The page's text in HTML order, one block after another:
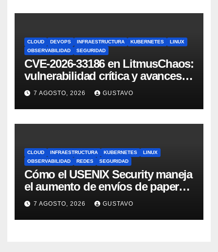
CLOUD DEVOPS INFRAESTRUCTURA KUBERNETES
LINUX
OBSERVABILIDAD
SEGURIDAD
CVE-2026-33186 en LitmusChaos:
vulnerabilidad crítica y avances
del proyecto en 2026
7 AGOSTO, 2026 GUSTAVO
CLOUD INFRAESTRUCTURA KUBERNETES
LINUX
OBSERVABILIDAD
REDES SEGURIDAD
Cómo el USENIX Security maneja
el aumento de envíos de papers
en la era IA
7 AGOSTO, 2026 GUSTAVO